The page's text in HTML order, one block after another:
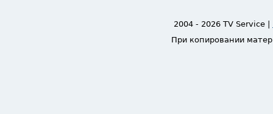
2004 - 2026 TV Service |
При копировании